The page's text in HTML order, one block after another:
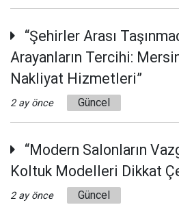
“Şehirler Arası
Arayanların Tercihi:
Nakliyat Hizmetleri”
2 ay önce Güncel
“Modern Salonların
Koltuk Modelleri Dikkat
2 ay önce Güncel